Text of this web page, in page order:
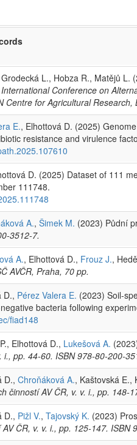
L., Hobza R., Matějů
Conference on
Centre for Agricultural Research,
E., Elhottová D. (2025)
resistance and virulence
D. (2025) Dataset of 111
111748.
A., Šimek M. (2023) Půdní
3512-7.
A., Elhottová D., Frouz J.,
AVČR, Praha, 70 pp.
D., Pérez Valera E. (2023) Soil-
bacteria following
fiad148
Elhottová D., Lukešová A.
i., pp. 44-60. ISBN 978-80-200-
D., Chroňáková A., Kaštovská E.,
činností AV ČR, v. v. i., pp. 148-
D., Pižl V., Tajovský K. (2023)
ČR, v. v. i., pp. 125-147. ISBN